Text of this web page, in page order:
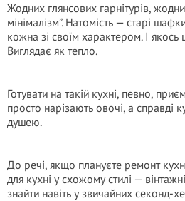
Жодних глянсових гарнітурів,
мінімалізм”. Натомість — старі
кожна зі своїм характером. І якось
Виглядає як тепло.
Готувати на такій кухні, певно,
просто нарізають овочі, а справді
душею.
До речі, якщо плануєте ремонт
для кухні у схожому стилі —
знайти навіть у звичайних секонд-